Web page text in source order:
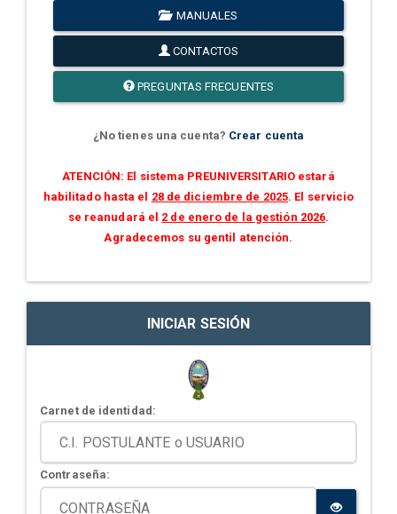
MANUALES
CONTACTOS
PREGUNTAS FRECUENTES
¿No tienes una cuenta? Crear cuenta
ATENCIÓN: El sistema PREUNIVERSITARIO estará
habilitado hasta el 28 de diciembre de 2025. El servicio
se reanudará el 2 de enero de la gestión 2026.
Agradecemos su gentil atención.
INICIAR SESIÓN
Carnet de identidad:
Contraseña: